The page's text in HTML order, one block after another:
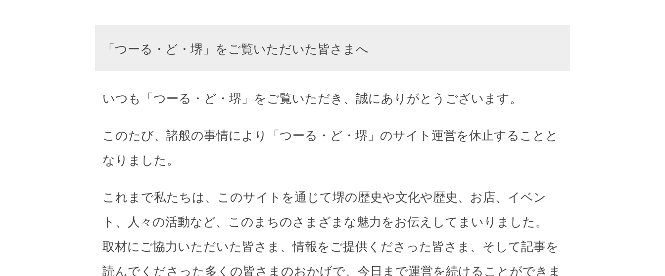
「つーる・ど・堺」をご覧いただいた皆さまへ
いつも「つーる・ど・堺」をご覧いただき、誠にありがとうございます。
このたび、諸般の事情により「つーる・ど・堺」のサイト運営を休止することと
なりました。
これまで私たちは、このサイトを通じて堺の歴史や文化や歴史、お店、イベン
ト、人々の活動など、このまちのさまざまな魅力をお伝えしてまいりました。
取材にご協力いただいた皆さま、情報をご提供くださった皆さま、そして記事を
読んでくださった多くの皆さまのおかげで、今日まで運営を続けることができま